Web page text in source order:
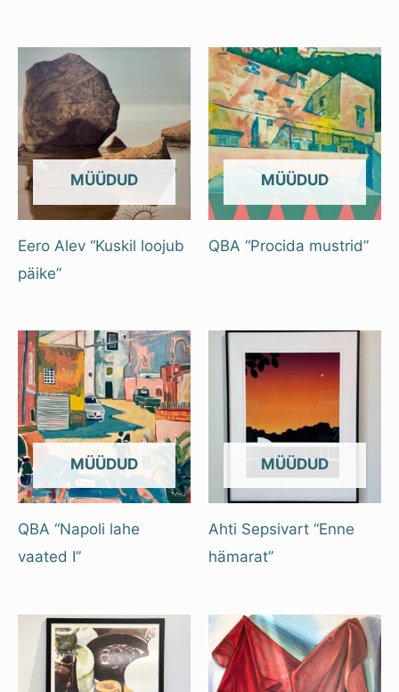
OUT OF STOCK
Eero Alev “Kuskil loojub
päike”
OUT OF STOCK
QBA “Procida mustrid”
OUT OF STOCK
QBA “Napoli lahe
vaated I”
OUT OF STOCK
Ahti Sepsivart “Enne
hämarat”